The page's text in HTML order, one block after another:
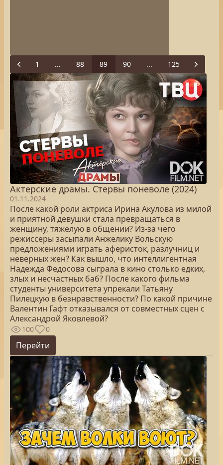
Previous
1 ... 88 89 90 ... 125 Next
Актерские драмы. Стервы поневоле (2024)
01.11.2024
После какой роли актриса Ирина Акулова из милой
и приятной девушки стала превращаться в
женщину, тяжелую в общении? Из-за чего
режиссеры засыпали Анжелику Вольскую
предложениями играть аферисток, разлучниц и
неверных жен? Как вышло, что интеллигентная
Надежда Федосова сыграла в кино столько едких,
злых и несчастных баб? После какого фильма
студенты университета упрекали Татьяну
Пилецкую в безнравственности? По какой причине
Валентин Гафт отказывался от совместных сцен с
Александрой Яковлевой?
100 0
Перейти